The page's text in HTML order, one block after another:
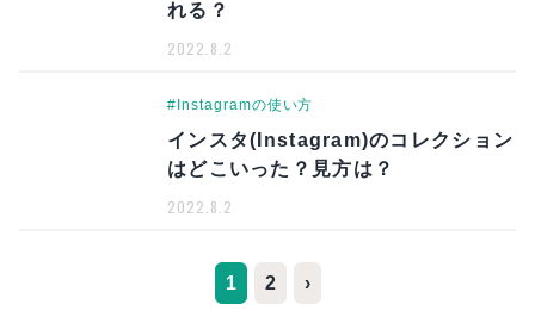
れる？
2022.8.2
#Instagramの使い方
インスタ(Instagram)のコレクション
はどこいった？見方は？
2022.8.2
1 2 ›